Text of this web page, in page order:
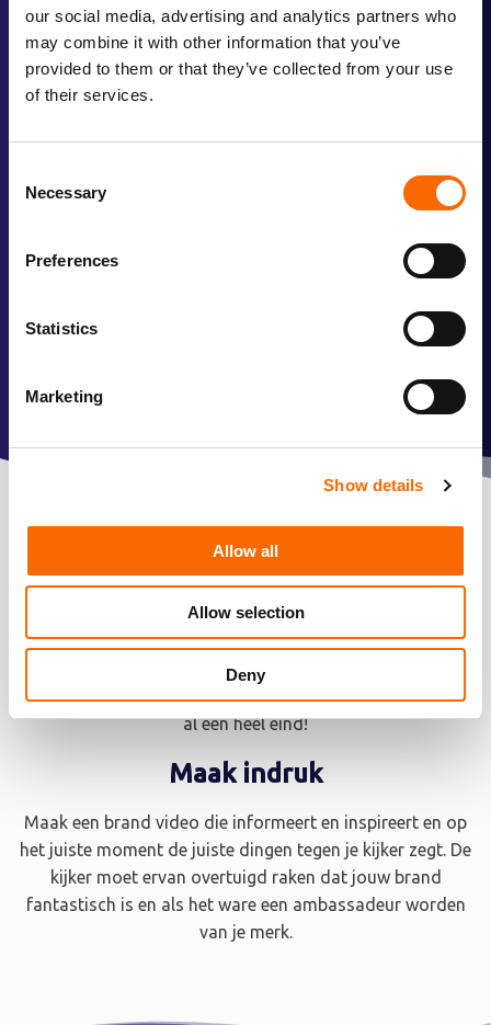
our social media, advertising and analytics partners who
may combine it with other information that you’ve
provided to them or that they’ve collected from your use
of their services.
Selection
Necessary
Preferences
Statistics
Marketing
Show details
Allow all
Allow selection
Deny
dieren, een wolf, een paard en een roofvogel om emotie
over te brengen dat heeft fantastisch gewerkt.”
Laat zien wie je bent met een brand
video
Met een brand video kun je laten zien wat jouw bijzondere
kwaliteiten zijn en kun je je onderscheiden ten opzichte van
je concurrenten. Met een goede brand video ben je namelijk
al een heel eind!
Maak indruk
Maak een brand video die informeert en inspireert en op
het juiste moment de juiste dingen tegen je kijker zegt. De
kijker moet ervan overtuigd raken dat jouw brand
fantastisch is en als het ware een ambassadeur worden
van je merk.